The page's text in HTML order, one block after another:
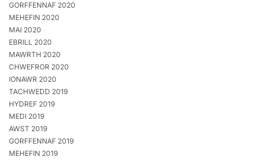
GORFFENNAF 2020
MEHEFIN 2020
MAI 2020
EBRILL 2020
MAWRTH 2020
CHWEFROR 2020
IONAWR 2020
TACHWEDD 2019
HYDREF 2019
MEDI 2019
AWST 2019
GORFFENNAF 2019
MEHEFIN 2019